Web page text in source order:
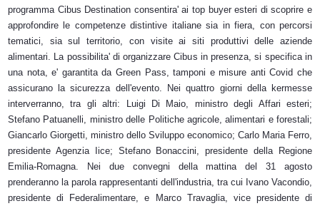
programma Cibus Destination consentira' ai top buyer esteri di scoprire e
approfondire le competenze distintive italiane sia in fiera, con percorsi
tematici, sia sul territorio, con visite ai siti produttivi delle aziende
alimentari. La possibilita' di organizzare Cibus in presenza, si specifica in
una nota, e' garantita da Green Pass, tamponi e misure anti Covid che
assicurano la sicurezza dell'evento. Nei quattro giorni della kermesse
interverranno, tra gli altri: Luigi Di Maio, ministro degli Affari esteri;
Stefano Patuanelli, ministro delle Politiche agricole, alimentari e forestali;
Giancarlo Giorgetti, ministro dello Sviluppo economico; Carlo Maria Ferro,
presidente Agenzia Iice; Stefano Bonaccini, presidente della Regione
Emilia-Romagna. Nei due convegni della mattina del 31 agosto
prenderanno la parola rappresentanti dell'industria, tra cui Ivano Vacondio,
presidente di Federalimentare, e Marco Travaglia, vice presidente di